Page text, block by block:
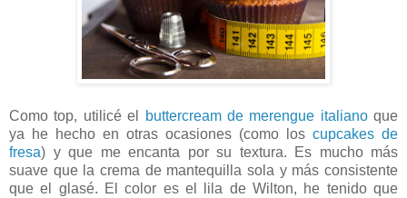
Como top, utilicé el buttercream de merengue italianoque
ya he hecho en otras ocasiones (como los cupcakes de
fresa) y que me encanta por su textura. Es mucho más
suave que la crema de mantequilla sola y más consistente
que el glasé. El color es el lila de Wilton, he tenido que